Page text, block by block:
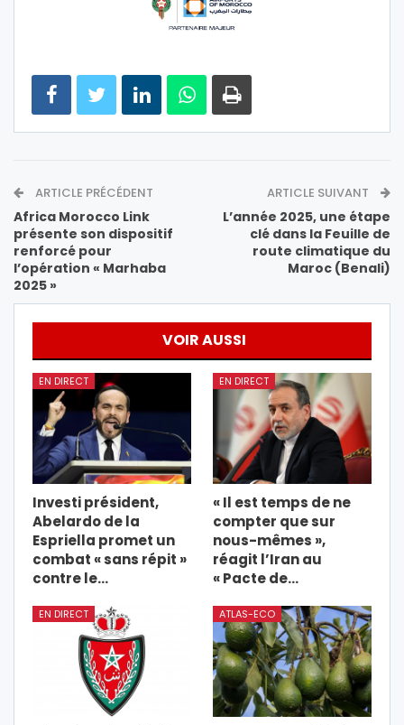
ARTICLE PRÉCÉDENT
Africa Morocco Link
présente son dispositif
renforcé pour
l’opération « Marhaba
2025 »
ARTICLE SUIVANT
L’année 2025, une étape
clé dans la Feuille de
route climatique du
Maroc (Benali)
VOIR AUSSI
EN DIRECT
Investi président,
Abelardo de la
Espriella promet un
combat « sans répit »
contre le…
EN DIRECT
« Il est temps de ne
compter que sur
nous-mêmes »,
réagit l’Iran au
« Pacte de…
EN DIRECT ATLAS-ECO